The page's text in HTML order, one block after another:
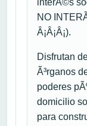
interÃ©s
NO
Â¡Â¡Â¡).
Disfrutan
Ã³rganos
poderes
domicilio
para